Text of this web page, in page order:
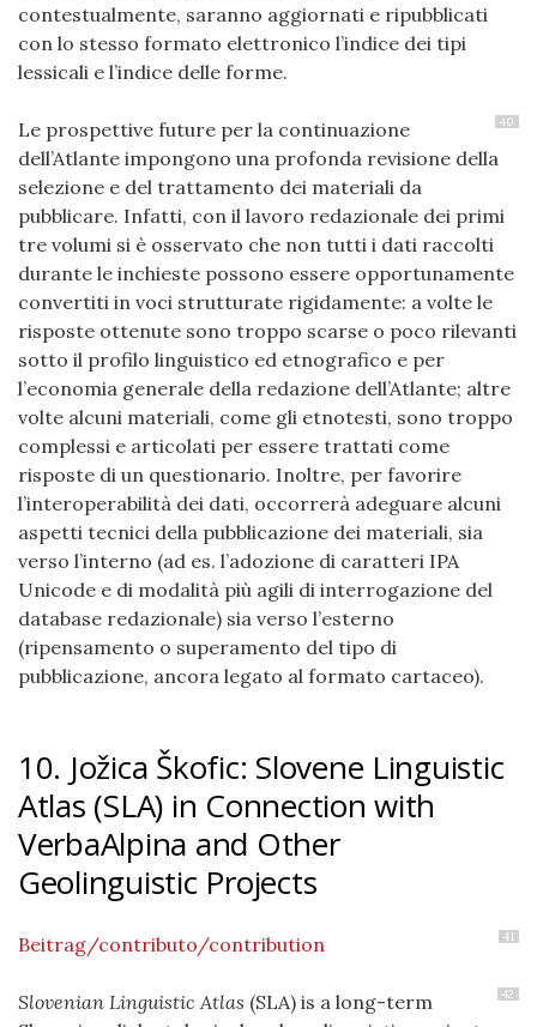
contestualmente, saranno aggiornati e ripubblicati
con lo stesso formato elettronico l’indice dei tipi
lessicali e l’indice delle forme.
40
Le prospettive future per la continuazione
dell’Atlante impongono una profonda revisione della
selezione e del trattamento dei materiali da
pubblicare. Infatti, con il lavoro redazionale dei primi
tre volumi si è osservato che non tutti i dati raccolti
durante le inchieste possono essere opportunamente
convertiti in voci strutturate rigidamente: a volte le
risposte ottenute sono troppo scarse o poco rilevanti
sotto il profilo linguistico ed etnografico e per
l’economia generale della redazione dell’Atlante; altre
volte alcuni materiali, come gli etnotesti, sono troppo
complessi e articolati per essere trattati come
risposte di un questionario. Inoltre, per favorire
l’interoperabilità dei dati, occorrerà adeguare alcuni
aspetti tecnici della pubblicazione dei materiali, sia
verso l’interno (ad es. l’adozione di caratteri IPA
Unicode e di modalità più agili di interrogazione del
database redazionale) sia verso l’esterno
(ripensamento o superamento del tipo di
pubblicazione, ancora legato al formato cartaceo).
10. Jožica Škofic: Slovene Linguistic
Atlas (SLA) in Connection with
VerbaAlpina and Other
Geolinguistic Projects
41
Beitrag/contributo/contribution
42
Slovenian Linguistic Atlas (SLA) is a long-term